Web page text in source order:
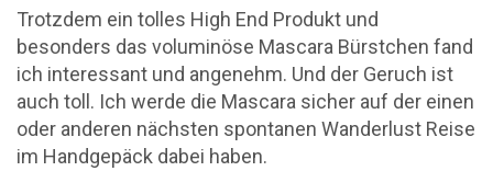
Trotzdem ein tolles High End Produkt und
besonders das voluminöse Mascara Bürstchen fand
ich interessant und angenehm. Und der Geruch ist
auch toll. Ich werde die Mascara sicher auf der einen
oder anderen nächsten spontanen Wanderlust Reise
im Handgepäck dabei haben.